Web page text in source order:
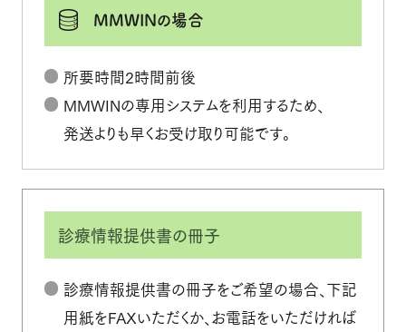
MMWINの場合
所要時間2時間前後
MMWINの専用システムを利用するため、
発送よりも早くお受け取り可能です。
診療情報提供書の冊子
診療情報提供書の冊子をご希望の場合、下記
用紙をFAXいただくか、お電話をいただければ